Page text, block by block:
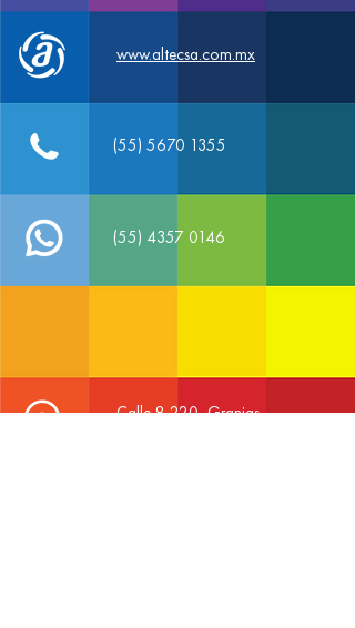
www.altecsa.com.mx
(55) 5670 1355
(55) 4357 0146
Calle 8 220, Granjas